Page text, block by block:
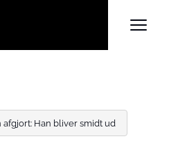
afgjort: Han bliver smidt ud